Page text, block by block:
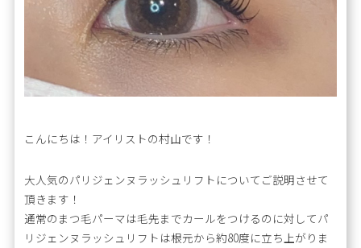
こんにちは！アイリストの村山です！
大人気のパリジェンヌラッシュリフトについてご説明させて
頂きます！
通常のまつ毛パーマは毛先までカールをつけるのに対してパ
リジェンヌラッシュリフトは根元から約80度に立ち上がりま